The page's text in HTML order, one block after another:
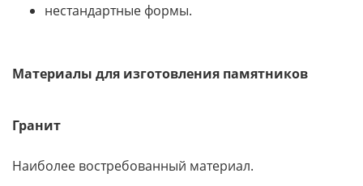
нестандартные формы.
Материалы для изготовления памятников
Гранит
Наиболее востребованный материал.